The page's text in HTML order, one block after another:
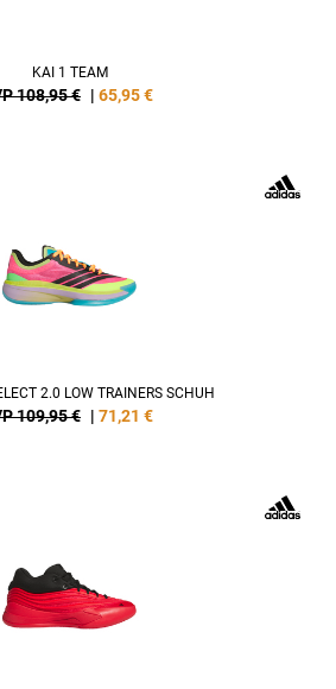
KAI 1 TEAM
108,95 € | 65,95€
2.0 LOW TRAINERS SCHUH
109,95 € | 71,21 €